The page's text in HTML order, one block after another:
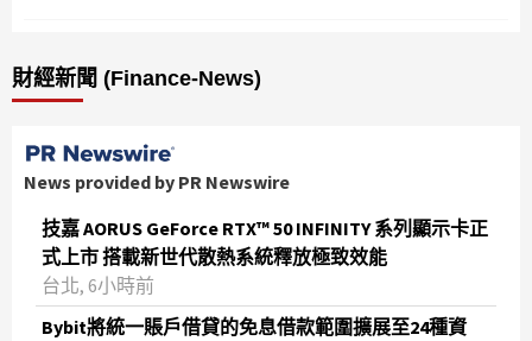
財經新聞 (Finance-News)
News provided by PR Newswire
技嘉 AORUS GeForce RTX™ 50 INFINITY 系列顯示卡正
式上市 搭載新世代散熱系統釋放極致效能
台北, 6小時前
Bybit將統一賬戶借貸的免息借款範圍擴展至24種資